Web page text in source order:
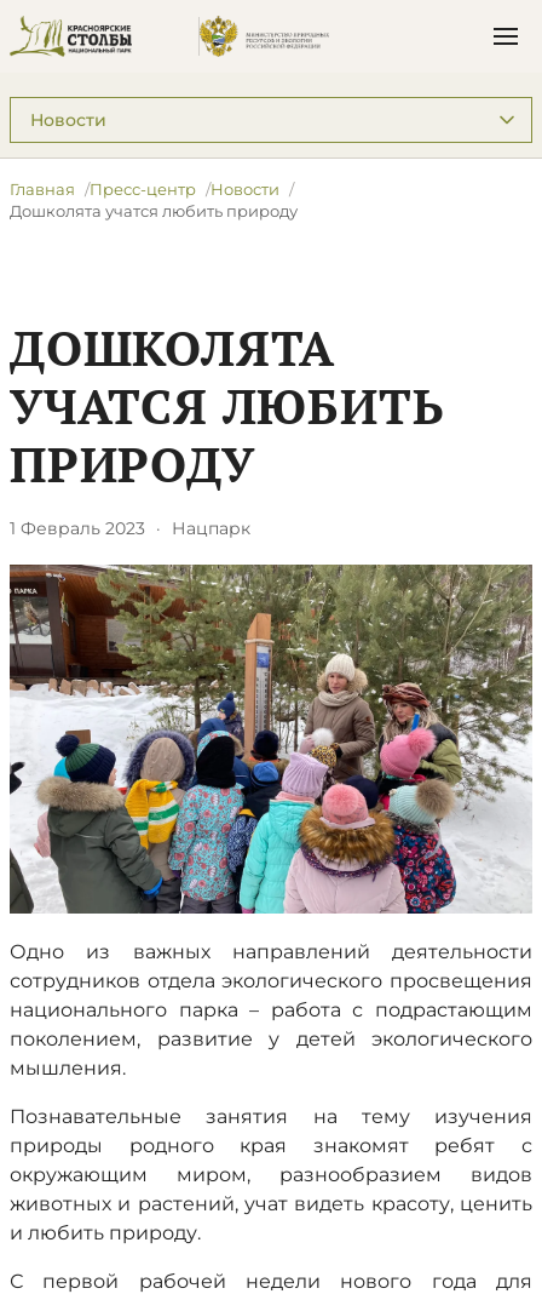
Подразделы: Пресс-центр
Главная Пресс-центр
Новости
Дошколята учатся любить природу
ДОШКОЛЯТА
УЧАТСЯ ЛЮБИТЬ
ПРИРОДУ
1 Февраль 2023 · Нацпарк
Одно из важных направлений деятельности
сотрудников отдела экологического просвещения
национального парка – работа с подрастающим
поколением, развитие у детей экологического
мышления.
Познавательные занятия на тему изучения
природы родного края знакомят ребят с
окружающим миром, разнообразием видов
животных и растений, учат видеть красоту, ценить
и любить природу.
С первой рабочей недели нового года для